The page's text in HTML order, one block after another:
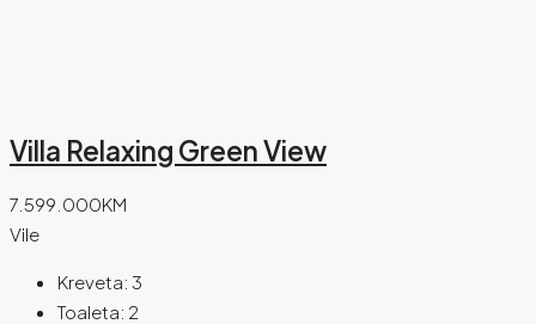
Villa Relaxing Green View
7.599.000KM
Vile
Kreveta: 3
Toaleta: 2